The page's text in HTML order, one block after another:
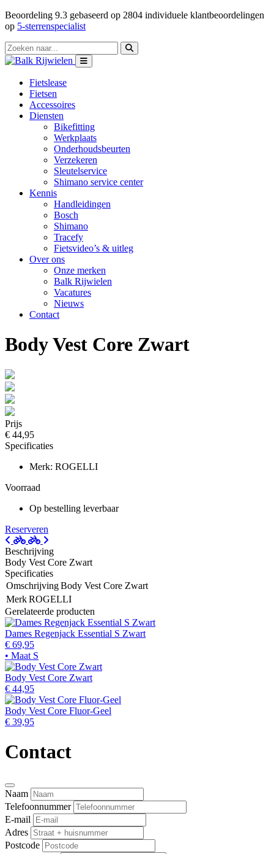
Beoordeling 9.3 gebaseerd op 2804 individuele klantbeoordelingen
op 5-sterrenspecialist
Fietslease
Fietsen
Accessoires
Diensten
Bikefitting
Werkplaats
Onderhoudsbeurten
Verzekeren
Sleutelservice
Shimano service center
Kennis
Handleidingen
Bosch
Shimano
Tracefy
Fietsvideo’s & uitleg
Over ons
Onze merken
Balk Rijwielen
Vacatures
Nieuws
Contact
Body Vest Core Zwart
Prijs
€ 44,95
Specificaties
Merk: ROGELLI
Voorraad
Op bestelling leverbaar
Reserveren
Beschrijving
Body Vest Core Zwart
Specificaties
OmschrijvingBody Vest Core Zwart
MerkROGELLI
Gerelateerde producten
Dames Regenjack Essential S Zwart
€ 69,95
• Maat S
Body Vest Core Zwart
€ 44,95
Body Vest Core Fluor-Geel
€ 39,95
Contact
Naam
Telefoonnummer
E-mail
Adres
Postcode